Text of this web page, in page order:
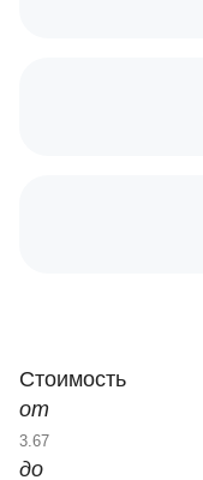
Стоимость
от
до